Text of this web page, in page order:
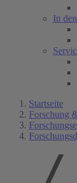
In
Startseite
Forschung